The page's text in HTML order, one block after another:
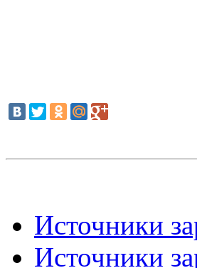
Источники
Источники